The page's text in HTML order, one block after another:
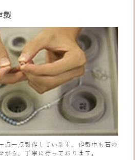
製
点一点製作しています。作製中も石の
がら、丁寧に行っております。